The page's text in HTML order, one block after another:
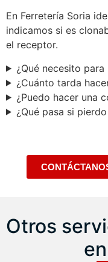
En Ferretería Soria
indicamos si es
el receptor.
¿Qué necesito
¿Cuánto tarda
¿Puedo hacer una
¿Qué pasa si
Otros